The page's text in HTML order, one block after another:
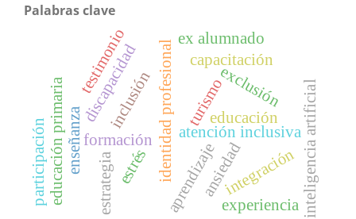
Palabras clave
formación atención inclusiva
identidad profesional
enseñanza aprendizaje
inclusión exclusión
discapacidad capacitación
inteligencia artificial
estrés ansiedad
turismo
educación primaria educación
integración
participación estrategia experiencia
testimonio ex alumnado